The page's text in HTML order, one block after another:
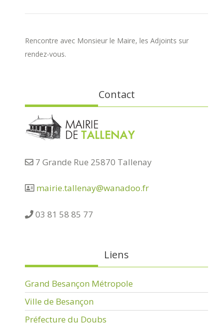
Rencontre avec Monsieur le Maire, les Adjoints sur
rendez-vous.
Contact
7 Grande Rue 25870 Tallenay
mairie.tallenay@wanadoo.fr
03 81 58 85 77
Liens
Grand Besançon Métropole
Ville de Besançon
Préfecture du Doubs